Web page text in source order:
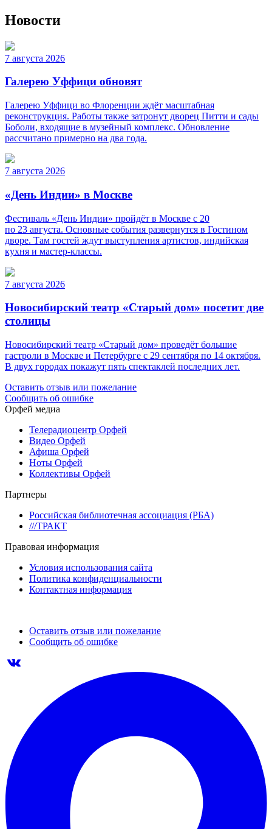
Новости
7 августа 2026
Галерею Уффици обновят
Галерею Уффици во Флоренции ждёт масштабная
реконструкция. Работы также затронут дворец Питти и сады
Боболи, входящие в музейный комплекс. Обновление
рассчитано примерно на два года.
7 августа 2026
«День Индии» в Москве
Фестиваль «День Индии» пройдёт в Москве с 20
по 23 августа. Основные события развернутся в Гостином
дворе. Там гостей ждут выступления артистов, индийская
кухня и мастер-классы.
7 августа 2026
Новосибирский театр «Старый дом» посетит две
столицы
Новосибирский театр «Старый дом» проведёт большие
гастроли в Москве и Петербурге с 29 сентября по 14 октября.
В двух городах покажут пять спектаклей последних лет.
Оставить отзыв или пожелание
Сообщить об ошибке
Орфей медиа
Телерадиоцентр Орфей
Видео Орфей
Афиша Орфей
Ноты Орфей
Коллективы Орфей
Партнеры
Российская библиотечная ассоциация (РБА)
///ТРАКТ
Правовая информация
Условия использования сайта
Политика конфиденциальности
Контактная информация
Оставить отзыв или пожелание
Сообщить об ошибке